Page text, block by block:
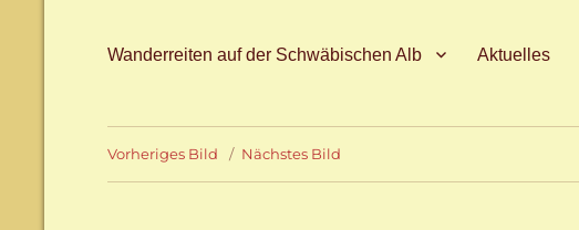
Wanderreiten auf der Schwäbischen Alb Aktuelles
Vorheriges Bild Nächstes Bild